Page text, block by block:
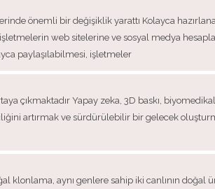
önemli bir değişiklik yarattı Kolayca
web sitelerine ve sosyal medya
paylaşılabilmesi, işletmeler
çıkmaktadır Yapay zeka, 3D baskı,
artırmak ve sürdürülebilir bir gelecek
klonlama, aynı genlere sahip iki canlının